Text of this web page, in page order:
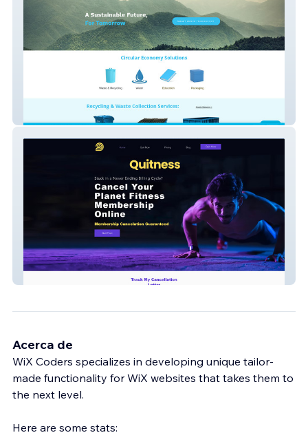
USA Environmental Services
Quitness
Acerca de
WiX Coders specializes in developing unique tailor-
made functionality for WiX websites that takes them to
the next level.
Here are some stats: